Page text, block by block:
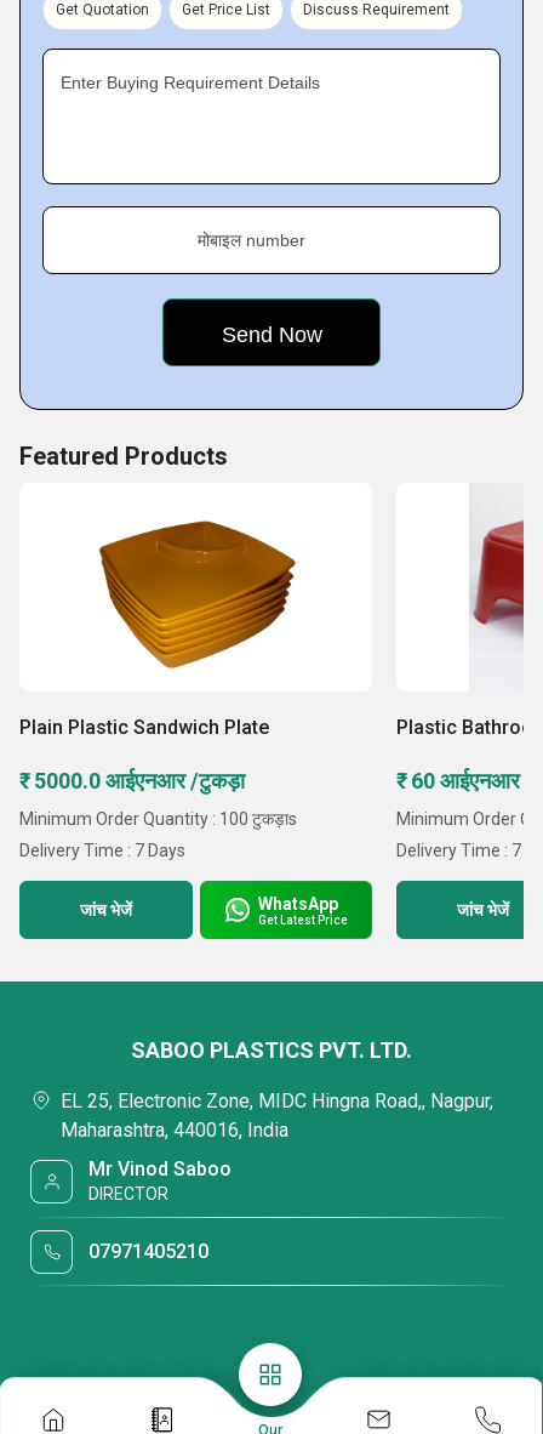
Get Quotation Get Price List Discuss Requirement
Enter Buying Requirement Details
मोबाइल number
Featured Products
Plain Plastic Sandwich Plate
₹ 5000.0 आईएनआर /टुकड़ा
Minimum Order Quantity : 100 टुकड़ाs
Delivery Time : 7 Days
जांच भेजें WhatsApp
Get Latest Price
Plastic
₹ 60 आईएनआर /
Minimum Order
Delivery Time : 7
जांच भेजें
Our
SABOO PLASTICS PVT. LTD.
EL 25, Electronic Zone, MIDC Hingna Road,, Nagpur,
Maharashtra, 440016, India
Mr Vinod Saboo
DIRECTOR
07971405210